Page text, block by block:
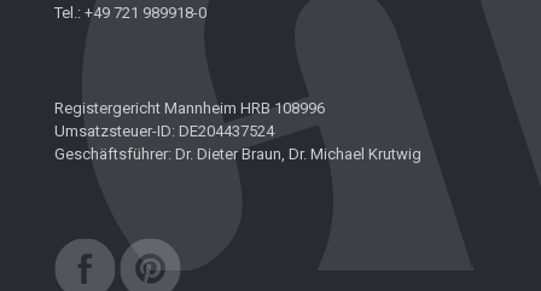
Tel.: +49 721 989918-0
Registergericht Mannheim HRB 108996
Umsatzsteuer-ID: DE204437524
Geschäftsführer: Dr. Dieter Braun, Dr. Michael Krutwig